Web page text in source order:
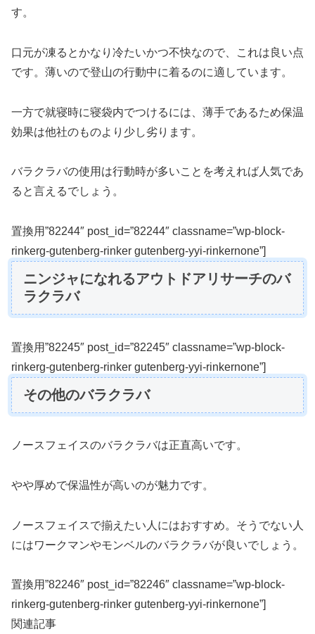
す。
口元が凍るとかなり冷たいかつ不快なので、これは良い点
です。薄いので登山の行動中に着るのに適しています。
一方で就寝時に寝袋内でつけるには、薄手であるため保温
効果は他社のものより少し劣ります。
バラクラバの使用は行動時が多いことを考えれば人気であ
ると言えるでしょう。
置換用”82244″ post_id=”82244″ classname=”wp-block-
rinkerg-gutenberg-rinker gutenberg-yyi-rinkernone”]
ニンジャになれるアウトドアリサーチのバ
ラクラバ
置換用”82245″ post_id=”82245″ classname=”wp-block-
rinkerg-gutenberg-rinker gutenberg-yyi-rinkernone”]
その他のバラクラバ
ノースフェイスのバラクラバは正直高いです。
やや厚めで保温性が高いのが魅力です。
ノースフェイスで揃えたい人にはおすすめ。そうでない人
にはワークマンやモンベルのバラクラバが良いでしょう。
置換用”82246″ post_id=”82246″ classname=”wp-block-
rinkerg-gutenberg-rinker gutenberg-yyi-rinkernone”]
関連記事